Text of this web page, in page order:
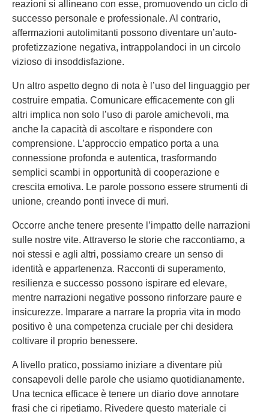
reazioni si allineano con esse, promuovendo un ciclo di
successo personale e professionale. Al contrario,
affermazioni autolimitanti possono diventare un’auto-
profetizzazione negativa, intrappolandoci in un circolo
vizioso di insoddisfazione.
Un altro aspetto degno di nota è l’uso del linguaggio per
costruire empatia. Comunicare efficacemente con gli
altri implica non solo l’uso di parole amichevoli, ma
anche la capacità di ascoltare e rispondere con
comprensione. L’approccio empatico porta a una
connessione profonda e autentica, trasformando
semplici scambi in opportunità di cooperazione e
crescita emotiva. Le parole possono essere strumenti di
unione, creando ponti invece di muri.
Occorre anche tenere presente l’impatto delle narrazioni
sulle nostre vite. Attraverso le storie che raccontiamo, a
noi stessi e agli altri, possiamo creare un senso di
identità e appartenenza. Racconti di superamento,
resilienza e successo possono ispirare ed elevare,
mentre narrazioni negative possono rinforzare paure e
insicurezze. Imparare a narrare la propria vita in modo
positivo è una competenza cruciale per chi desidera
coltivare il proprio benessere.
A livello pratico, possiamo iniziare a diventare più
consapevoli delle parole che usiamo quotidianamente.
Una tecnica efficace è tenere un diario dove annotare
frasi che ci ripetiamo. Rivedere questo materiale ci